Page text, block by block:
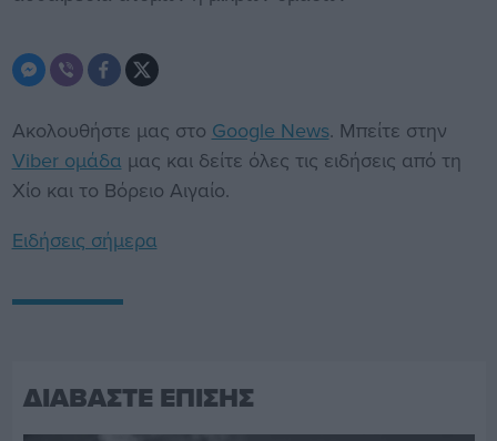
Ακολουθήστε μας στο Google News. Μπείτε στην
Viber ομάδα μας και δείτε όλες τις ειδήσεις από τη
Χίο και το Βόρειο Αιγαίο.
Ειδήσεις σήμερα
ΔΙΑΒΑΣΤΕ ΕΠΙΣΗΣ